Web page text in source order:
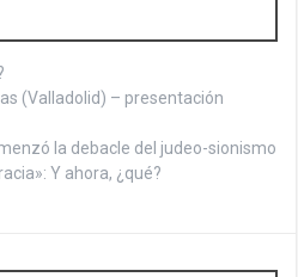
(Valladolid) – presentación
la debacle del judeo-sionismo
Y ahora, ¿qué?